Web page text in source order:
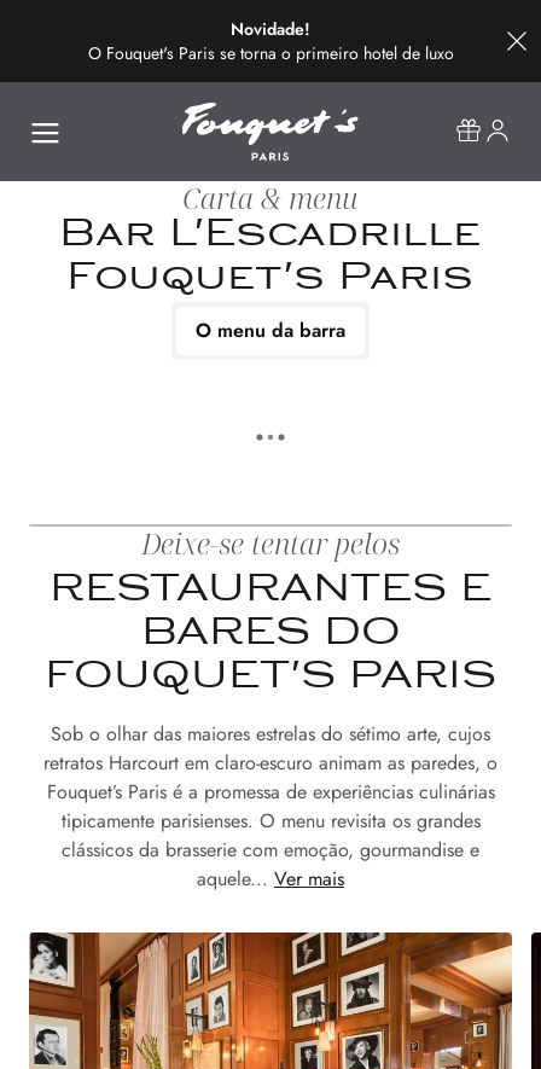
Novidade!
O Fouquet's Paris se torna o primeiro hotel de luxo
na avenida mais bonita do mundo
Carta & menu
Bar L'Escadrille
Fouquet's Paris
O menu da barra
Deixe-se tentar pelos
RESTAURANTES E
BARES DO
FOUQUET'S PARIS
Sob o olhar das maiores estrelas do sétimo arte, cujos
retratos Harcourt em claro-escuro animam as paredes, o
Fouquet’s Paris é a promessa de experiências culinárias
tipicamente parisienses. O menu revisita os grandes
clássicos da brasserie com emoção, gourmandise e
aquele... Ver mais